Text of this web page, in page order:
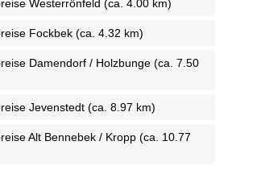
Westerrönfeld (ca. 4.00 km)
Fockbek (ca. 4.32 km)
Damendorf / Holzbunge (ca. 7.50
Jevenstedt (ca. 8.97 km)
Alt Bennebek / Kropp (ca. 10.77